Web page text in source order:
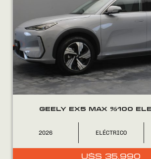
Encontranos en
GEELY EX5 MAX %100
2026 ELÉCTRICO
U$S 35.990